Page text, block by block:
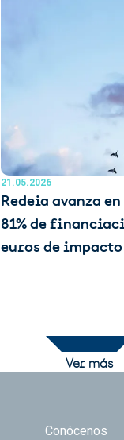
21.05.2026
Redeia avanza
81% de
euros de
Ver más
Footer TOP
Conócenos